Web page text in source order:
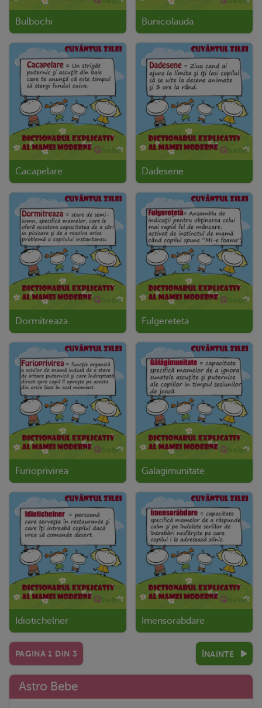
Bulbochi Bunicolauda
Cacapelare Dadesene
Dormitreaza Fulgereteta
Furioprivirea Galagimunitate
Idiotichelner Imensorabdare
PAGINA 1 DIN 3 ÎNAINTE
Astro Bebe